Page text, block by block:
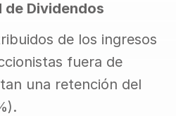
de Dividendos
de los ingresos
fuera de
una retención del